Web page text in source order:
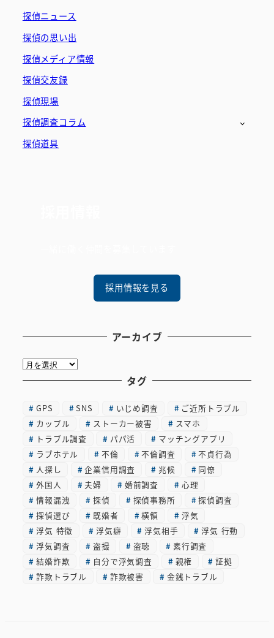
探偵ニュース
探偵の思い出
探偵メディア情報
探偵交友録
探偵現場
探偵調査コラム
探偵道具
採用情報を見る
アーカイブ
ア
ー
イ
ブ
タグ
GPS SNS いじめ調査
ご近所トラブル
カップル
ストーカー被害
スマホ
トラブル調査
パパ活
マッチングアプリ
ラブホテル
不倫 不倫調査
不貞行為
人探し
企業信用調査 兆候
同僚
外国人
夫婦 婚前調査
心理
情報漏洩
探偵 探偵事務所
探偵調査
探偵選び
既婚者 横領
浮気
浮気 特徴
浮気癖 浮気相手
浮気 行動
浮気調査
盗撮 盗聴
素行調査
結婚詐欺
自分で浮気調査 親権
証拠
詐欺トラブル
詐欺被害 金銭トラブル